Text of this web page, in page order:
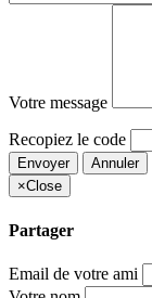
Votre message
Recopiez le code
Envoyer
Annuler
×Close
Partager
Email de votre ami